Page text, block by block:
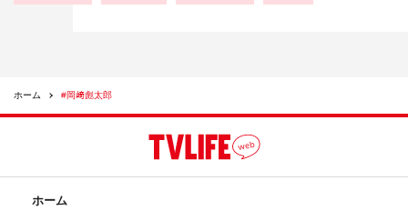
ホーム #岡﨑彪太郎
ホーム